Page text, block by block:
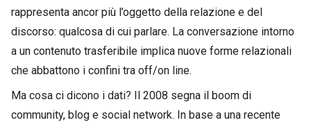
rappresenta ancor più l’oggetto della relazione e del
discorso: qualcosa di cui parlare. La conversazione intorno
a un contenuto trasferibile implica nuove forme relazionali
che abbattono i confini tra off/on line.
Ma cosa ci dicono i dati? Il 2008 segna il boom di
community, blog e social network. In base a una recente